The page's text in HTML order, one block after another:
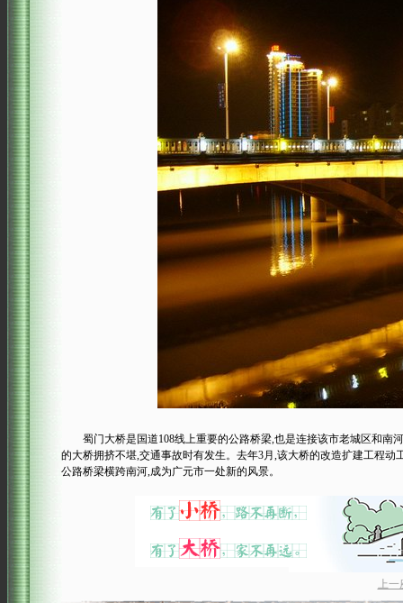
蜀门大桥是国道108线上重要的公路桥梁,也是连接该市老城区和南
的大桥拥挤不堪,交通事故时有发生。去年3月,该大桥的改造扩建工程
公路桥梁横跨南河,成为广元市一处新的风景。
上一